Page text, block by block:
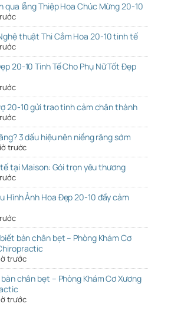
qua lẵng Thiệp Hoa Chúc Mừng 20-10
thuật Thi Cắm Hoa 20-10 tinh tế
20-10 Tinh Tế Cho Phụ Nữ Tốt Đẹp
20-10 gửi trao tình cảm chân thành
3 dấu hiệu nên niềng răng sớm
trước
tại Maison: Gói trọn yêu thương
Hình Ảnh Hoa Đẹp 20-10 đầy cảm
bàn chân bẹt – Phòng Khám Cơ
trước
chân bẹt – Phòng Khám Cơ Xương
trước